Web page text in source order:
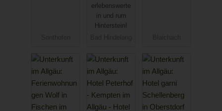
erlebenswerte
in und rum
Hinterstein!